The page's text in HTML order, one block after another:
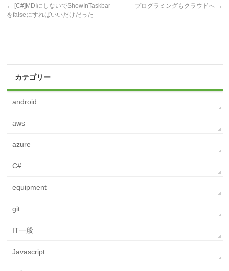
← [C#]MDIにしないでShowInTaskbar
をfalseにすればいいだけだった
プログラミングもクラウドへ →
カテゴリー
android
aws
azure
C#
equipment
git
IT一般
Javascript